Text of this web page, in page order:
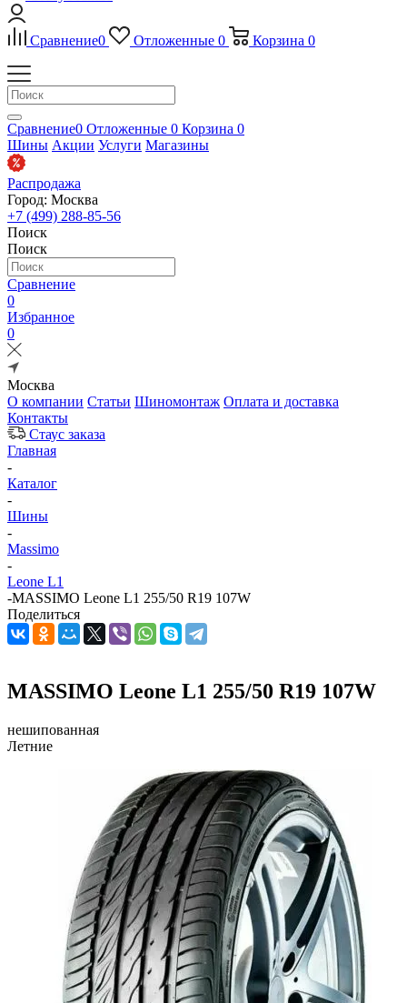
Сравнение0 Отложенные 0 Корзина 0
Сравнение0 Отложенные 0 Корзина 0
Шины Акции Услуги Магазины
Распродажа
Город: Москва
+7 (499) 288-85-56
Поиск
Поиск
Сравнение
0
Избранное
0
Москва
О компании Статьи Шиномонтаж Оплата и доставка
Контакты
Стаус заказа
Главная
-
Каталог
-
Шины
-
Massimo
-
Leone L1
-MASSIMO Leone L1 255/50 R19 107W
Поделиться
MASSIMO Leone L1 255/50 R19 107W
нешипованная
Летние